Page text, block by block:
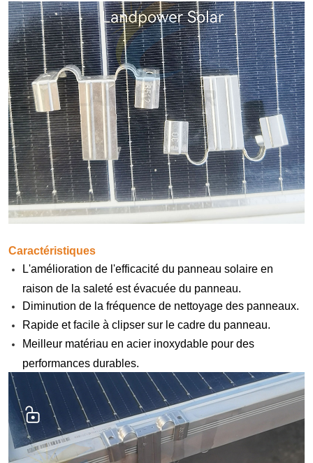
Caractéristiques
L'amélioration de l'efficacité du panneau solaire en
raison de la saleté est évacuée du panneau.
Diminution de la fréquence de nettoyage des panneaux.
Rapide et facile à clipser sur le cadre du panneau.
Meilleur matériau en acier inoxydable pour des
performances durables.